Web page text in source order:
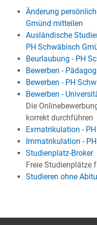
Änderung
Gmünd mitteilen
Ausländische
PH Schwäbisch
Beurlaubung - PH
Bewerben -
Bewerben - PH
Bewerben -
Die
korrekt durchführen
Exmatrikulation -
Immatrikulation -
Studienplatz-Broker
Freie Studienplätze
Studieren ohne